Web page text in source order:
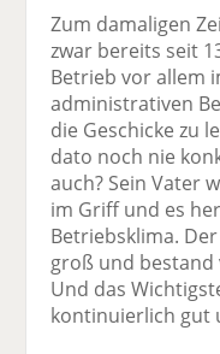
Zum damaligen
zwar bereits seit
Betrieb vor allem
administrativen
die Geschicke zu
dato noch nie
auch? Sein Vater
im Griff und es
Betriebsklima.
groß und bestand
Und das
kontinuierlich gut